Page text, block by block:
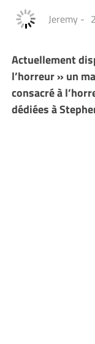
Jeremy -
Actuellement
l’horreur » un
consacré à
dédiées à